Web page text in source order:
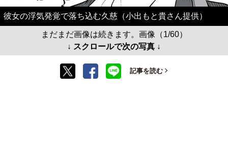
彼女の浮気発覚で落ち込む久慈（小出もと貴さん提供）
まだまだ画像は続きます。画像（1/60）
↓ スクロールで次の写真 ↓
記事を読む